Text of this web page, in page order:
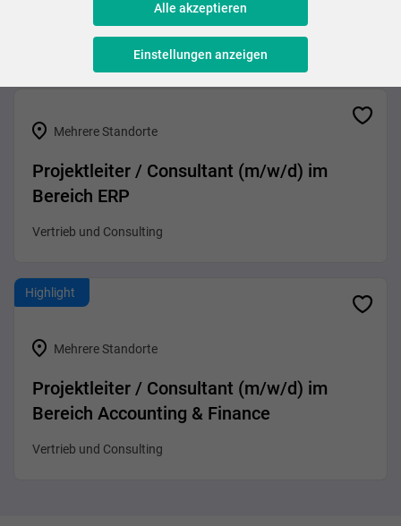
Dieses Angebot ist veraltet.
Ähnliche Angebote anzeigen
Mehrere Standorte
Projektleiter / Consultant (m/w/d) im
Bereich ERP
Vertrieb und Consulting
Highlight
Mehrere Standorte
Projektleiter / Consultant (m/w/d) im
Bereich Accounting & Finance
Vertrieb und Consulting
Alle akzeptieren
Einstellungen anzeigen